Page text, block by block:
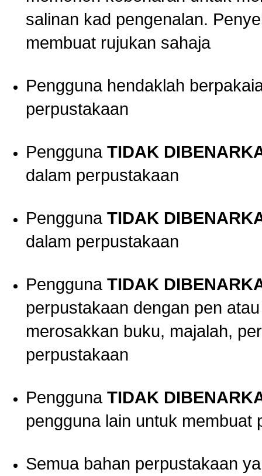
salinan kad pengenalan.
membuat rujukan sahaja
Pengguna hendaklah
perpustakaan
Pengguna TIDAK
dalam perpustakaan
Pengguna TIDAK
dalam perpustakaan
Pengguna TIDAK
perpustakaan dengan pen
merosakkan buku, majalah,
perpustakaan
Pengguna TIDAK
pengguna lain untuk membuat
Semua bahan perpustakaan